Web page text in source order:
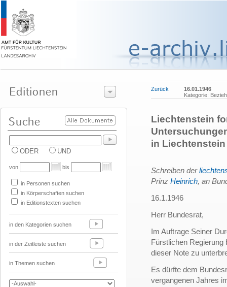
ODER UND
von bis
in Personen suchen
in Körperschaften suchen
in Editionstexten suchen
in den Kategorien suchen
in der Zeitleiste suchen
in Themen suchen
Zurück
16.01.1946
Kategorie:
Liechtenstein
in
Schreiben der
Prinz Heinrich, an
16.1.1946
Herr Bundesrat,
Im Auftrage Seiner
Fürstlichen Regierung
dieser Note zu
Es dürfte dem
vergangenen Jahres